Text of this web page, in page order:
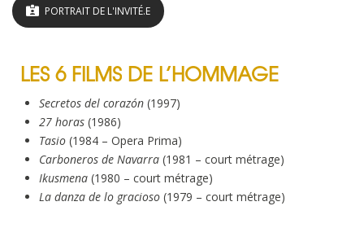
PORTRAIT DE L'INVITÉ.E
LES 6 FILMS DE L’HOMMAGE
Secretos del corazón (1997)
27 horas(1986)
Tasio (1984 – Opera Prima)
Carboneros de Navarra(1981 – court métrage)
Ikusmena (1980 – court métrage)
La danza de lo gracioso (1979 – court métrage)